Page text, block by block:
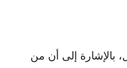
بالإشارة إلى أن من